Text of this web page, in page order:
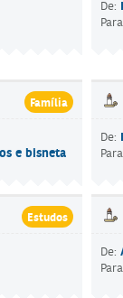
De:
Família
e bisneta
De:
Estudos
De: